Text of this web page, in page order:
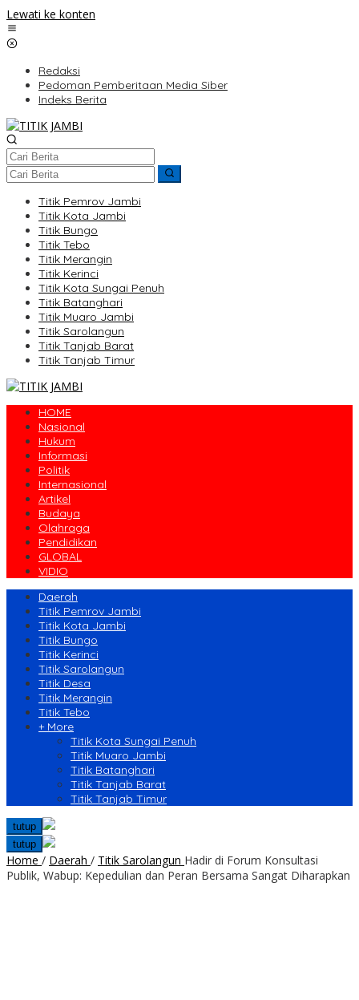
Lewati ke konten
Redaksi
Pedoman Pemberitaan Media Siber
Indeks Berita
Titik Pemrov Jambi
Titik Kota Jambi
Titik Bungo
Titik Tebo
Titik Merangin
Titik Kerinci
Titik Kota Sungai Penuh
Titik Batanghari
Titik Muaro Jambi
Titik Sarolangun
Titik Tanjab Barat
Titik Tanjab Timur
HOME
Nasional
Hukum
Informasi
Politik
Internasional
Artikel
Budaya
Olahraga
Pendidikan
GLOBAL
VIDIO
Daerah
Titik Pemrov Jambi
Titik Kota Jambi
Titik Bungo
Titik Kerinci
Titik Sarolangun
Titik Desa
Titik Merangin
Titik Tebo
+ More
Titik Kota Sungai Penuh
Titik Muaro Jambi
Titik Batanghari
Titik Tanjab Barat
Titik Tanjab Timur
tutup
tutup
Home / Daerah / Titik Sarolangun Hadir di Forum Konsultasi
Publik, Wabup: Kepedulian dan Peran Bersama Sangat Diharapkan